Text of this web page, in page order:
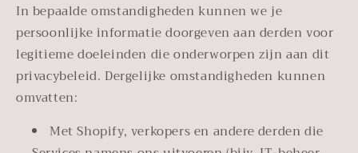
In bepaalde omstandigheden kunnen we je
persoonlijke informatie doorgeven aan derden voor
legitieme doeleinden die onderworpen zijn aan dit
privacybeleid. Dergelijke omstandigheden kunnen
omvatten:
Met Shopify, verkopers en andere derden die